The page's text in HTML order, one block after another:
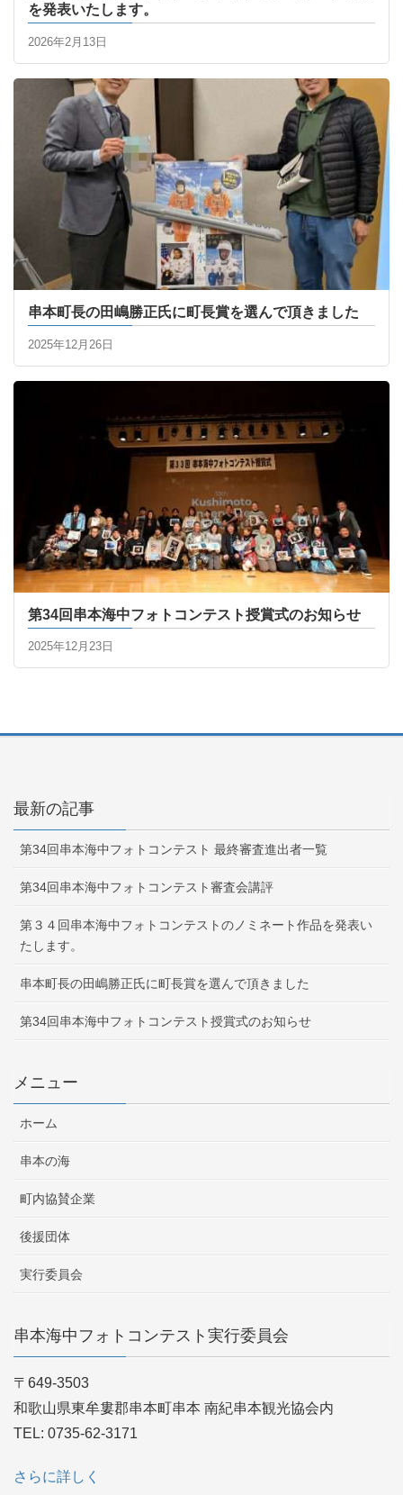
を発表いたします。
2026年2月13日
串本町長の田嶋勝正氏に町長賞を選んで頂きました
2025年12月26日
第34回串本海中フォトコンテスト授賞式のお知らせ
2025年12月23日
最新の記事
第34回串本海中フォトコンテスト 最終審査進出者一覧
第34回串本海中フォトコンテスト審査会講評
第３４回串本海中フォトコンテストのノミネート作品を発表い
たします。
串本町長の田嶋勝正氏に町長賞を選んで頂きました
第34回串本海中フォトコンテスト授賞式のお知らせ
メニュー
ホーム
串本の海
町内協賛企業
後援団体
実行委員会
串本海中フォトコンテスト実行委員会
〒649-3503
和歌山県東牟婁郡串本町串本 南紀串本観光協会内
TEL: 0735-62-3171
さらに詳しく